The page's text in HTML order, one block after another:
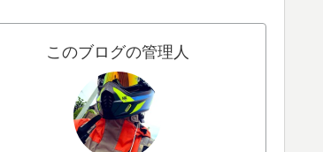
このブログの管理人